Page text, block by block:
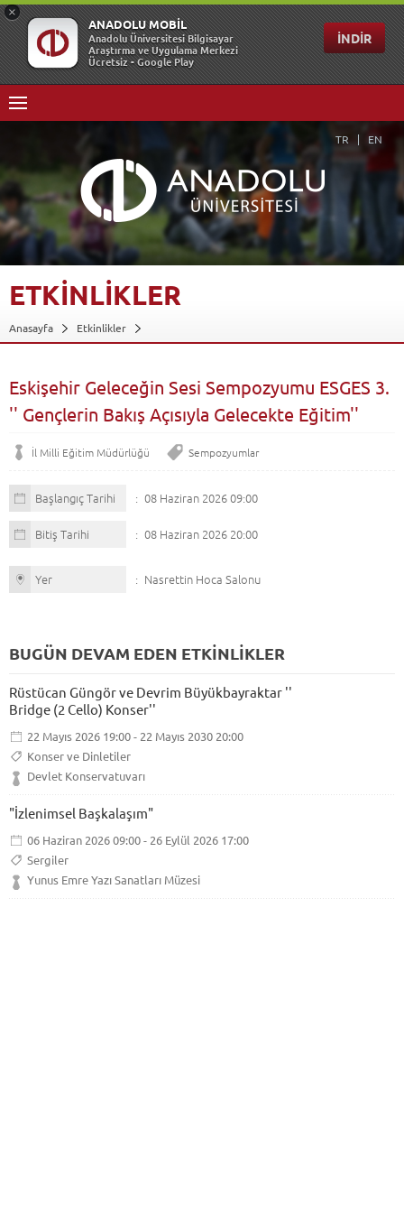
TR EN
ETKİNLİKLER
Anasayfa
Etkinlikler
Eskişehir Geleceğin Sesi Sempozyumu ESGES 3.
'' Gençlerin Bakış Açısıyla Gelecekte Eğitim''
İl Milli Eğitim Müdürlüğü Sempozyumlar
Başlangıç Tarihi 08 Haziran 2026 09:00
Bitiş Tarihi 08 Haziran 2026 20:00
Yer Nasrettin Hoca Salonu
BUGÜN DEVAM EDEN ETKİNLİKLER
Rüstücan Güngör ve Devrim Büyükbayraktar ''
Bridge (2 Cello) Konser''
22 Mayıs 2026 19:00 - 22 Mayıs 2030 20:00
Konser ve Dinletiler
Devlet Konservatuvarı
"İzlenimsel Başkalaşım"
06 Haziran 2026 09:00 - 26 Eylül 2026 17:00
Sergiler
Yunus Emre Yazı Sanatları Müzesi